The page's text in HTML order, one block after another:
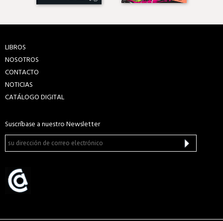
LIBROS
NOSOTROS
CONTACTO
NOTICIAS
CATÁLOGO DIGITAL
Suscríbase a nuestro Newsletter